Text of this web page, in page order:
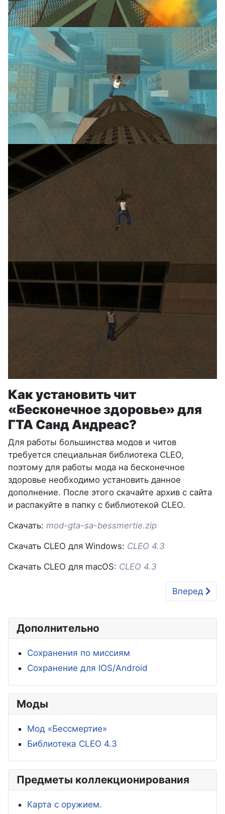
Как установить чит
«Бесконечное здоровье» для
ГТА Санд Андреас?
Для работы большинства модов и читов
требуется специальная библиотека CLEO,
поэтому для работы мода на бесконечное
здоровье необходимо установить данное
дополнение. После этого скачайте архив с сайта
и распакуйте в папку с библиотекой CLEO.
Скачать: mod-gta-sa-bessmertie.zip
Скачать CLEO для Windows: CLEO 4.3
Скачать CLEO для macOS: CLEO 4.3
Следующий:
Вперед
Дополнительно
Сохранения по миссиям
Сохранение для IOS/Android
Моды
Мод «Бессмертие»
Библиотека CLEO 4.3
Предметы коллекционирования
Карта с оружием.